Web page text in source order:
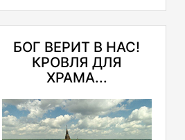
БОГ ВЕРИТ В НАС!
КРОВЛЯ ДЛЯ
ХРАМА...